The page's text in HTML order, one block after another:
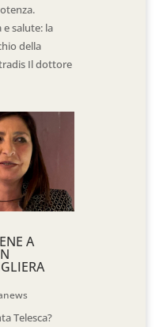
salute: la
della
Il dottore
A
Telesca?